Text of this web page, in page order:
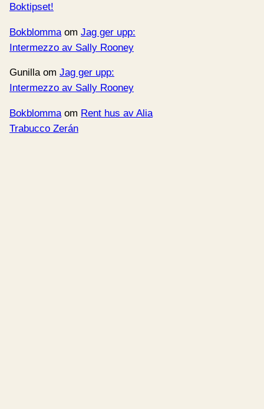
Boktipset!
Bokblomma om Jag ger upp:
Intermezzo av Sally Rooney
Gunillaom Jag ger upp:
Intermezzo av Sally Rooney
Bokblommaom Rent hus av Alia
Trabucco Zerán